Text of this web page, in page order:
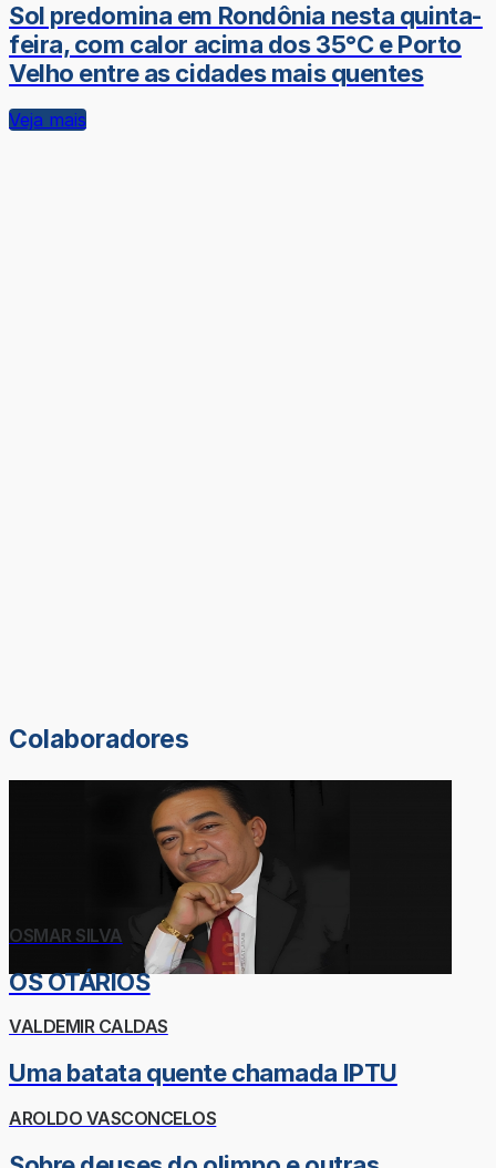
Sol predomina em Rondônia nesta quinta-
feira, com calor acima dos 35°C e Porto
Velho entre as cidades mais quentes
Veja mais
Colaboradores
OSMAR SILVA
OS OTÁRIOS
VALDEMIR CALDAS
Uma batata quente chamada IPTU
AROLDO VASCONCELOS